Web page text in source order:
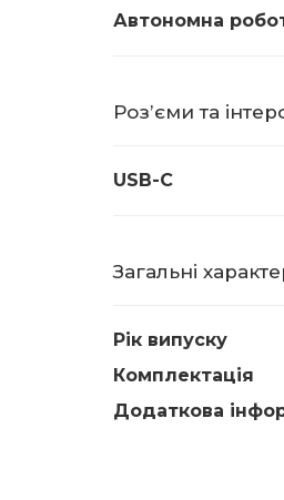
Автономна
Розʼєми та
USB-C
Загальні
Рік випуску
Комплектація
Додаткова